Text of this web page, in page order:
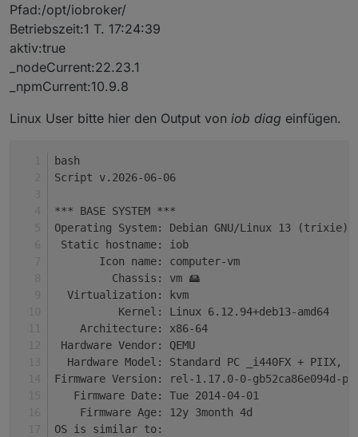
Pfad:/opt/iobroker/
Betriebszeit:1 T. 17:24:39
aktiv:true
_nodeCurrent:22.23.1
_npmCurrent:10.9.8
Linux User bitte hier den Output von iob diag einfügen.
bash
Script v.2026-06-06
*** BASE SYSTEM ***
Operating System: Debian GNU/Linux 13 (trixie)
Static hostname: iob
       Icon name: computer-vm
         Chassis: vm 🖴
  Virtualization: kvm
          Kernel: Linux 6.12.94+deb13-amd64
    Architecture: x86-64
Hardware Vendor: QEMU
Hardware Model: Standard PC _i440FX + PIIX,
Firmware Version: rel-1.17.0-0-gb52ca86e094d-
   Firmware Date: Tue 2014-04-01
    Firmware Age: 12y 3month 4d
OS is similar to: